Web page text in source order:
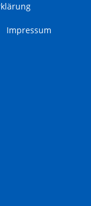
Impressum